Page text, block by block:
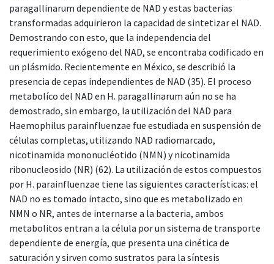
paragallinarum dependiente de NAD y estas bacterias
transformadas adquirieron la capacidad de sintetizar el NAD.
Demostrando con esto, que la independencia del
requerimiento exógeno del NAD, se encontraba codificado en
un plásmido. Recientemente en México, se describió la
presencia de cepas independientes de NAD (35). El proceso
metabolíco del NAD en H. paragallinarum aún no se ha
demostrado, sin embargo, la utilización del NAD para
Haemophilus parainfluenzae fue estudiada en suspensión de
células completas, utilizando NAD radiomarcado,
nicotinamida mononucléotido (NMN) y nicotinamida
ribonucleosido (NR) (62). La utilización de estos compuestos
por H. parainfluenzae tiene las siguientes características: el
NAD no es tomado intacto, sino que es metabolizado en
NMN o NR, antes de internarse a la bacteria, ambos
metabolitos entran a la célula por un sistema de transporte
dependiente de energía, que presenta una cinética de
saturación y sirven como sustratos para la síntesis